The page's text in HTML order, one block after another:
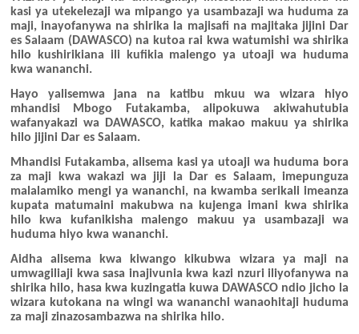
kasi ya utekelezaji wa mipango ya usambazaji wa huduma za
maji, inayofanywa na shirika la majisafi na majitaka jijini Dar
es Salaam (DAWASCO) na kutoa rai kwa watumishi wa shirika
hilo kushirikiana ili kufikia malengo ya utoaji wa huduma
kwa wananchi.
Hayo yalisemwa jana na katibu mkuu wa wizara hiyo
mhandisi Mbogo Futakamba, alipokuwa akiwahutubia
wafanyakazi wa DAWASCO, katika makao makuu ya shirika
hilo jijini Dar es Salaam.
Mhandisi Futakamba, alisema kasi ya utoaji wa huduma bora
za maji kwa wakazi wa jiji la Dar es Salaam, imepunguza
malalamiko mengi ya wananchi, na kwamba serikali imeanza
kupata matumaini makubwa na kujenga imani kwa shirika
hilo kwa kufanikisha malengo makuu ya usambazaji wa
huduma hiyo kwa wananchi.
Aidha alisema kwa kiwango kikubwa wizara ya maji na
umwagiliaji kwa sasa inajivunia kwa kazi nzuri iliyofanywa na
shirika hilo, hasa kwa kuzingatia kuwa DAWASCO ndio jicho la
wizara kutokana na wingi wa wananchi wanaohitaji huduma
za maji zinazosambazwa na shirika hilo.